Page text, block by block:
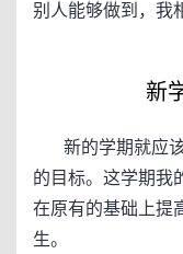
别人能够做到，我
新
新的学期就应该
的目标。这学期我
在原有的基础上提
生。